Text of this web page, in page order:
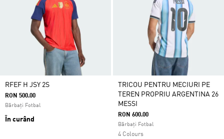
RFEF H JSY 2S
RON 500.00
Bărbați Fotbal
În curând
TRICOU PENTRU MECIURI PE
TEREN PROPRIU ARGENTINA 26
MESSI
RON 600.00
Bărbați Fotbal
4 Colours